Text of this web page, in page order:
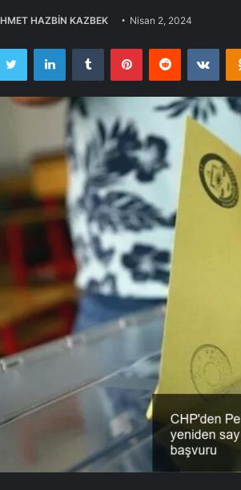
HAZBİN KAZBEK Nisan 2, 2024
Twitter LinkedInTumblr PinterestReddit